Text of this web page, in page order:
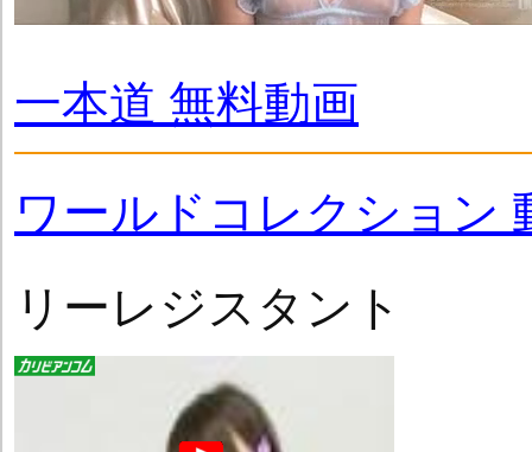
一本道 無料動画
ワールドコレクション
リーレジスタント